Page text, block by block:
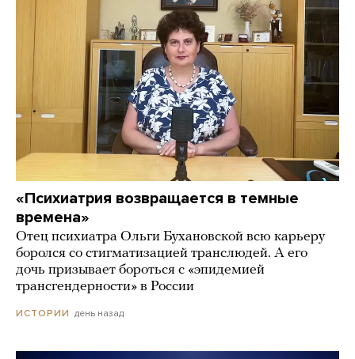
«Психиатрия возвращается в темные
времена»
Отец психиатра Ольги Бухановской всю карьеру
боролся со стигматизацией транслюдей. А его
дочь призывает бороться с «эпидемией
трансгендерности» в России
ИСТОРИИ день назад